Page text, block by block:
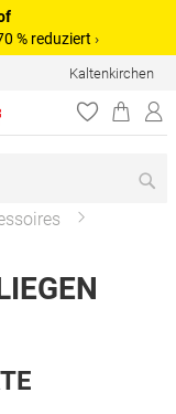
% reduziert ›
Kaltenkirchen